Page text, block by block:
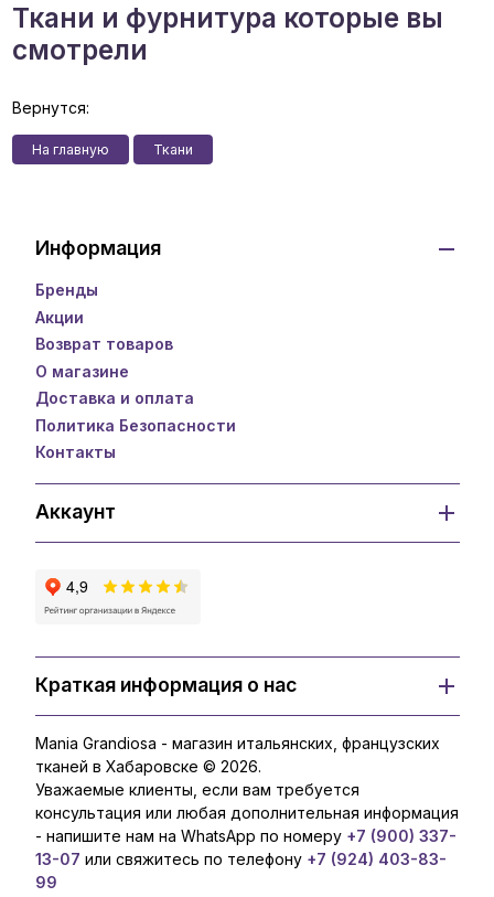
Ткани и фурнитура которые вы
смотрели
Вернутся:
На главную Ткани
Информация
Бренды
Акции
Возврат товаров
О магазине
Доставка и оплата
Политика Безопасности
Контакты
Аккаунт
Краткая информация о нас
Mania Grandiosa - магазин итальянских, французских
тканей в Хабаровске © 2026.
Уважаемые клиенты, если вам требуется
консультация или любая дополнительная информация
- напишите нам на WhatsApp по номеру +7 (900) 337-
13-07 или свяжитесь по телефону +7 (924) 403-83-
99